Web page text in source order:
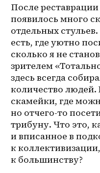
После
появилось много
отдельных
есть, где уютно
сколько я не
зрителем
здесь всегда
количество людей.
скамейки, где
но отчего-то
трибуну. Что это,
и вписанное в
к
к большинству?